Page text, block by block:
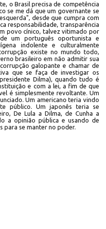
o Brasil precisa de competência
se me dá que um governante se
desde que cumpra com
responsabilidade, transparência
povo cínico, talvez vitimado por
um português oportunista e
indolente e culturalmente
existe no mundo todo,
brasileiro em não admitir sua
galopante e chamar de
que se faça de investigar os
Dilma), quando tudo é
e com a lei, a fim de que
é simplesmente revoltante. Um
Um americano teria vindo
público. Um japonês teria se
De Lula a Dilma, de Cunha a
a opinião pública e usando de
para se manter no poder.